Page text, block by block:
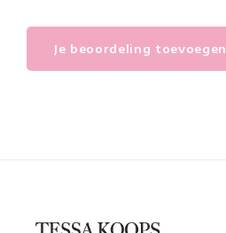
Je beoordeling toevoegen